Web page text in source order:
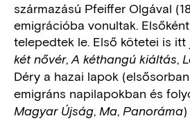
származású Pfeiffer Olgával
emigrációba vonultak.
telepedtek le. Első kötetei is itt
két nővér, A kéthangú kiáltás,
Déry a hazai lapok
emigráns napilapokban és
Magyar Újság, Ma, Panoráma